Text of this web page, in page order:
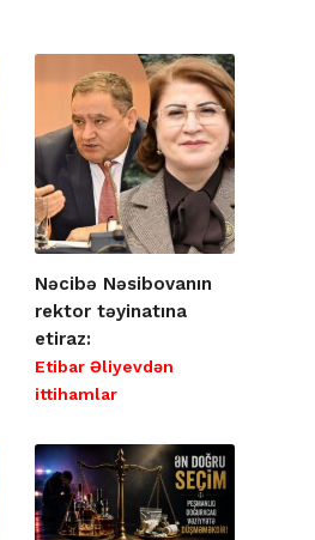
Nəcibə Nəsibovanın
rektor təyinatına
etiraz:
Etibar Əliyevdən
ittihamlar